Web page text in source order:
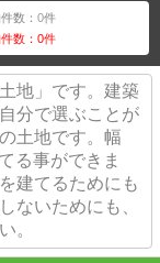
数：0件
数：0件
地」です。建築
分で選ぶことが
土地です。幅
る事ができま
建てるためにも
ないためにも、
。